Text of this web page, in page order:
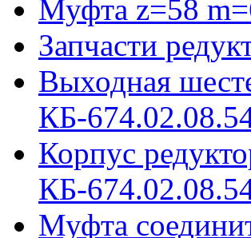
Муфта z=58
Запчасти
Выходная
КБ-
Корпус
КБ-
Муфта